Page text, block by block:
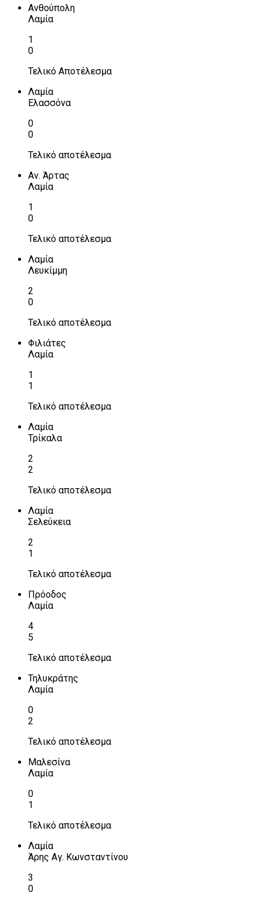
Ανθούπολη
Λαμία
1
0
Τελικό Αποτέλεσμα
Λαμία
Ελασσόνα
0
0
Τελικό αποτέλεσμα
Αν. Άρτας
Λαμία
1
0
Τελικό αποτέλεσμα
Λαμία
Λευκίμμη
2
0
Τελικό αποτέλεσμα
Φιλιάτες
Λαμία
1
1
Τελικό αποτέλεσμα
Λαμία
Τρίκαλα
2
2
Τελικό αποτέλεσμα
Λαμία
Σελεύκεια
2
1
Τελικό αποτέλεσμα
Πρόοδος
Λαμία
4
5
Τελικό αποτέλεσμα
Τηλυκράτης
Λαμία
0
2
Τελικό αποτέλεσμα
Μαλεσίνα
Λαμία
0
1
Τελικό αποτέλεσμα
Λαμία
Άρης Αγ. Κωνσταντίνου
3
0